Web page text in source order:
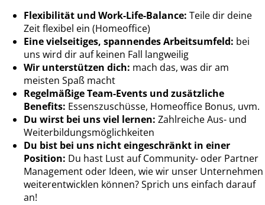
Flexibilität und Work-Life-Balance: Teile dir deine
Zeit flexibel ein (Homeoffice)
Eine vielseitiges, spannendes Arbeitsumfeld: bei
uns wird dir auf keinen Fall langweilig
Wir unterstützen dich: mach das, was dir am
meisten Spaß macht
Regelmäßige Team-Events und zusätzliche
Benefits: Essenszuschüsse, Homeoffice Bonus, uvm.
Du wirst bei uns viel lernen: Zahlreiche Aus- und
Weiterbildungsmöglichkeiten
Du bist bei uns nicht eingeschränkt in einer
Position: Du hast Lust auf Community- oder Partner
Management oder Ideen, wie wir unser Unternehmen
weiterentwicklen können? Sprich uns einfach darauf
an!